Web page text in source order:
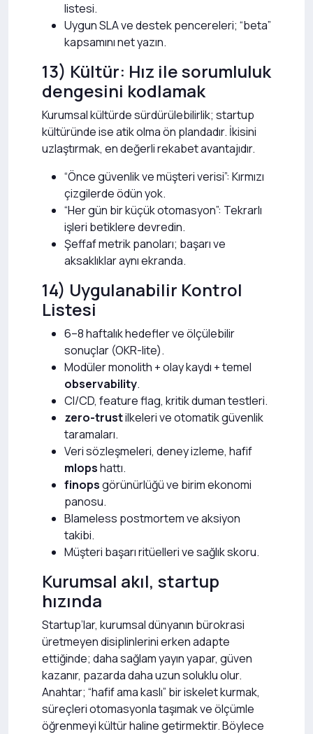
listesi.
Uygun SLA ve destek pencereleri; “beta”
kapsamını net yazın.
13) Kültür: Hız ile sorumluluk
dengesini kodlamak
Kurumsal kültürde sürdürülebilirlik; startup
kültüründe ise atik olma ön plandadır. İkisini
uzlaştırmak, en değerli rekabet avantajıdır.
“Önce güvenlik ve müşteri verisi”: Kırmızı
çizgilerde ödün yok.
“Her gün bir küçük otomasyon”: Tekrarlı
işleri betiklere devredin.
Şeffaf metrik panoları; başarı ve
aksaklıklar aynı ekranda.
14) Uygulanabilir Kontrol
Listesi
6–8 haftalık hedefler ve ölçülebilir
sonuçlar (OKR-lite).
Modüler monolith + olay kaydı + temel
observability.
CI/CD, feature flag, kritik duman testleri.
zero-trustilkeleri ve otomatik güvenlik
taramaları.
Veri sözleşmeleri, deney izleme, hafif
mlopshattı.
finopsgörünürlüğü ve birim ekonomi
panosu.
Blameless postmortem ve aksiyon
takibi.
Müşteri başarı ritüelleri ve sağlık skoru.
Kurumsal akıl, startup
hızında
Startup’lar, kurumsal dünyanın bürokrasi
üretmeyen disiplinlerini erken adapte
ettiğinde; daha sağlam yayın yapar, güven
kazanır, pazarda daha uzun soluklu olur.
Anahtar; “hafif ama kaslı” bir iskelet kurmak,
süreçleri otomasyonla taşımak ve ölçümle
öğrenmeyi kültür haline getirmektir. Böylece